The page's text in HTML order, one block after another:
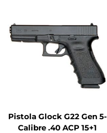
Pistola Glock G22 Gen 5-
Calibre .40 ACP 15+1